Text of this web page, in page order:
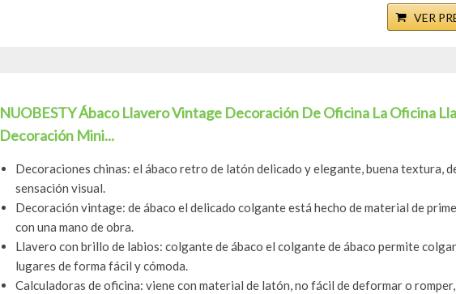
VER
NUOBESTY Ábaco Llavero Vintage Decoración De Oficina La Oficina
Decoración Mini...
Decoraciones chinas: el ábaco retro de latón delicado y elegante, buena textura,
sensación visual.
Decoración vintage: de ábaco el delicado colgante está hecho de material de
con una mano de obra.
Llavero con brillo de labios: colgante de ábaco el colgante de ábaco permite
lugares de forma fácil y cómoda.
Calculadoras de oficina: viene con material de latón, no fácil de deformar o